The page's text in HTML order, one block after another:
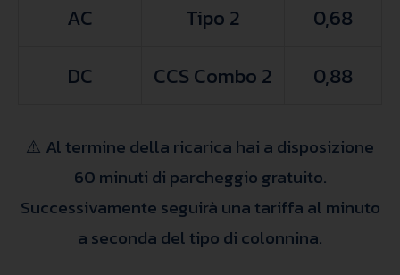
AC
Tipo 2
0,68
DC
CCS Combo 2 0,88
⚠️ Al termine della ricarica hai a disposizione
60 minuti di parcheggio gratuito.
Successivamente seguirà una tariffa al minuto
a seconda del tipo di colonnina.